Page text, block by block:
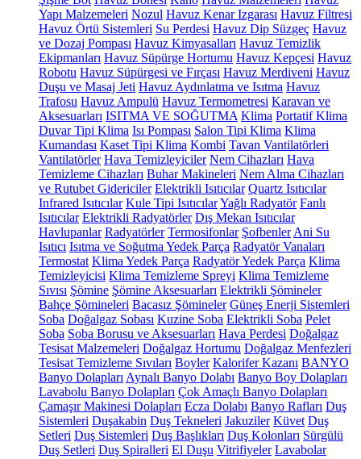
Yapı Malzemeleri Nozul Havuz Kenar Izgarası Havuz Filtresi
Havuz Örtü Sistemleri Su Perdesi Havuz Dip Süzgeç Havuz
ve Dozaj Pompası Havuz Kimyasalları Havuz Temizlik
Ekipmanları Havuz Süpürge Hortumu Havuz Kepçesi Havuz
Robotu Havuz Süpürgesi ve Fırçası Havuz Merdiveni Havuz
Duşu ve Masaj Jeti Havuz Aydınlatma ve Isıtma Havuz
Trafosu Havuz Ampulü Havuz Termometresi Karavan ve
Aksesuarları ISITMA VE SOĞUTMA Klima Portatif Klima
Duvar Tipi Klima Isı Pompası Salon Tipi Klima Klima
Kumandası Kaset Tipi Klima Kombi Tavan Vantilatörleri
Vantilatörler Hava Temizleyiciler Nem Cihazları Hava
Temizleme Cihazları Buhar Makineleri Nem Alma Cihazları
ve Rutubet Gidericiler Elektrikli Isıtıcılar Quartz Isıtıcılar
Infrared Isıtıcılar Kule Tipi IsıtıcılarYağlı Radyatör Fanlı
Isıtıcılar Elektrikli Radyatörler Dış Mekan Isıtıcılar
Havlupanlar Radyatörler Termosifonlar Şofbenler Ani Su
Isıtıcı Isıtma ve Soğutma Yedek Parça Radyatör Vanaları
Termostat Klima Yedek Parça Radyatör Yedek Parça Klima
Temizleyicisi Klima Temizleme Spreyi Klima Temizleme
Sıvısı Şömine Şömine Aksesuarları Elektrikli Şömineler
Bahçe Şömineleri Bacasız Şömineler Güneş Enerji Sistemleri
Soba Doğalgaz Sobası Kuzine Soba Elektrikli Soba Pelet
Soba Soba Borusu ve Aksesuarları Hava Perdesi Doğalgaz
Tesisat Malzemeleri Doğalgaz Hortumu Doğalgaz Menfezleri
Tesisat Temizleme Sıvıları Boyler Kalorifer Kazanı BANYO
Banyo Dolapları Aynalı Banyo Dolabı Banyo Boy Dolapları
Lavabolu Banyo Dolapları Çok Amaçlı Banyo Dolapları
Çamaşır Makinesi Dolapları Ecza Dolabı Banyo Rafları Duş
Sistemleri Duşakabin Duş Tekneleri Jakuziler Küvet Duş
Setleri Duş Sistemleri Duş Başlıkları Duş Kolonları Sürgülü
Duş Setleri Duş Spiralleri El Duşu Vitrifiyeler Lavabolar